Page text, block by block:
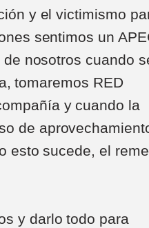
y el victimismo
sentimos un
nosotros cuando
tomaremos RED
y cuando la
de
esto sucede, el
y darlo todo para